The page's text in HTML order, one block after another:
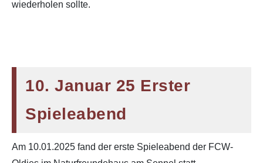
wiederholen sollte.
10. Januar 25 Erster
Spieleabend
Am 10.01.2025 fand der erste Spieleabend der FCW-